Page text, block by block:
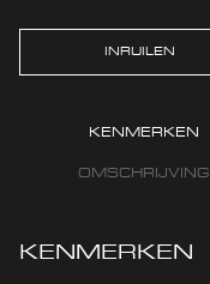
INRUILEN
KENMERKEN
OMSCHRIJVING
KENMERKEN